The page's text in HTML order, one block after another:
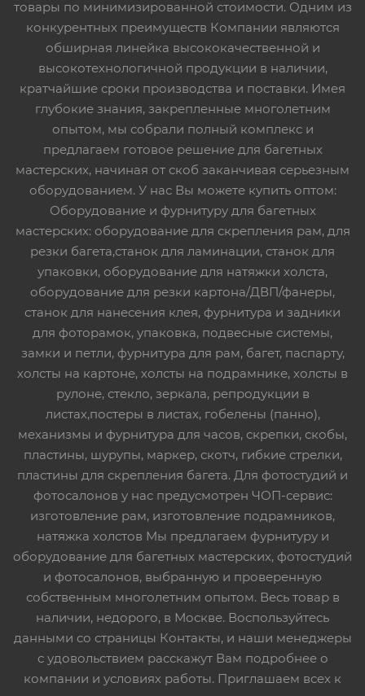
товары по минимизированной стоимости. Одним из
конкурентных преимуществ Компании являются
обширная линейка высококачественной и
высокотехнологичной продукции в наличии,
кратчайшие сроки производства и поставки. Имея
глубокие знания, закрепленные многолетним
опытом, мы собрали полный комплекс и
предлагаем готовое решение для багетных
мастерских, начиная от скоб заканчивая серьезным
оборудованием. У нас Вы можете купить оптом:
Оборудование и фурнитуру для багетных
мастерских: оборудование для скрепления рам, для
резки багета,станок для ламинации, станок для
упаковки, оборудование для натяжки холста,
оборудование для резки картона/ДВП/фанеры,
станок для нанесения клея, фурнитура и задники
для фоторамок, упаковка, подвесные системы,
замки и петли, фурнитура для рам, багет, паспарту,
холсты на картоне, холсты на подрамнике, холсты в
рулоне, стекло, зеркала, репродукции в
листах,постеры в листах, гобелены (панно),
механизмы и фурнитура для часов, скрепки, скобы,
пластины, шурупы, маркер, скотч, гибкие стрелки,
пластины для скрепления багета. Для фотостудий и
фотосалонов у нас предусмотрен ЧОП-сервис:
изготовление рам, изготовление подрамников,
натяжка холстов Мы предлагаем фурнитуру и
оборудование для багетных мастерских, фотостудий
и фотосалонов, выбранную и проверенную
собственным многолетним опытом. Весь товар в
наличии, недорого, в Москве. Воспользуйтесь
данными со страницы Контакты, и наши менеджеры
с удовольствием расскажут Вам подробнее о
компании и условиях работы. Приглашаем всех к